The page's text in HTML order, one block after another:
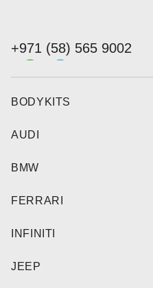
+971 (58) 565 9002
BODYKITS
AUDI
BMW
FERRARI
INFINITI
JEEP